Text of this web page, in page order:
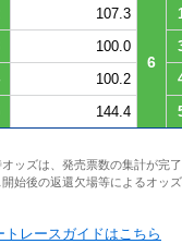
107.3
6
100.0
100.2
144.4
ッズは、発売票数の集計が完
開始後の返還欠場等によるオッ
トレースガイドはこちら